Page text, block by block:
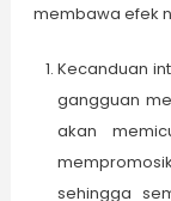
membawa efek
Kecanduan
gangguan
akan
sehingga